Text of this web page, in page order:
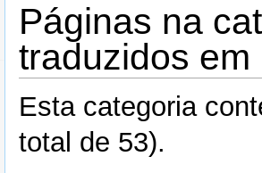
Páginas na
traduzidos em
Esta categoria
total de 53).